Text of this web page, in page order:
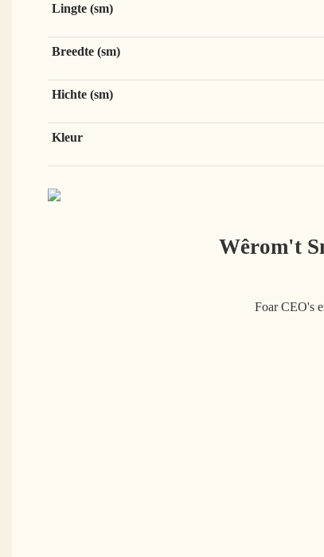
Lingte (sm)
Breedte (sm)
Hichte (sm)
Kleur
Wêrom't
Foar CEO's